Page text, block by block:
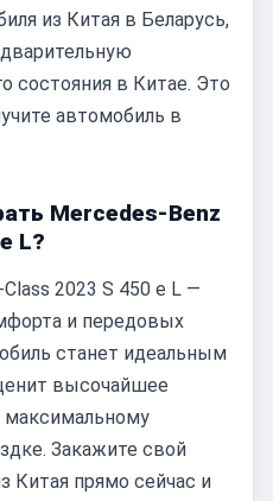
из Китая в Беларусь,
состояния в Китае. Это
автомобиль в
Mercedes-Benz
L?
2023 S 450 e L —
и передовых
станет идеальным
высочайшее
максимальному
Закажите свой
Китая прямо сейчас и